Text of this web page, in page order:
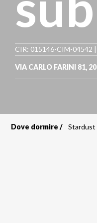
CIR: 015146-CIM-04542
VIA CARLO FARINI 81,
Dove dormire Stardust